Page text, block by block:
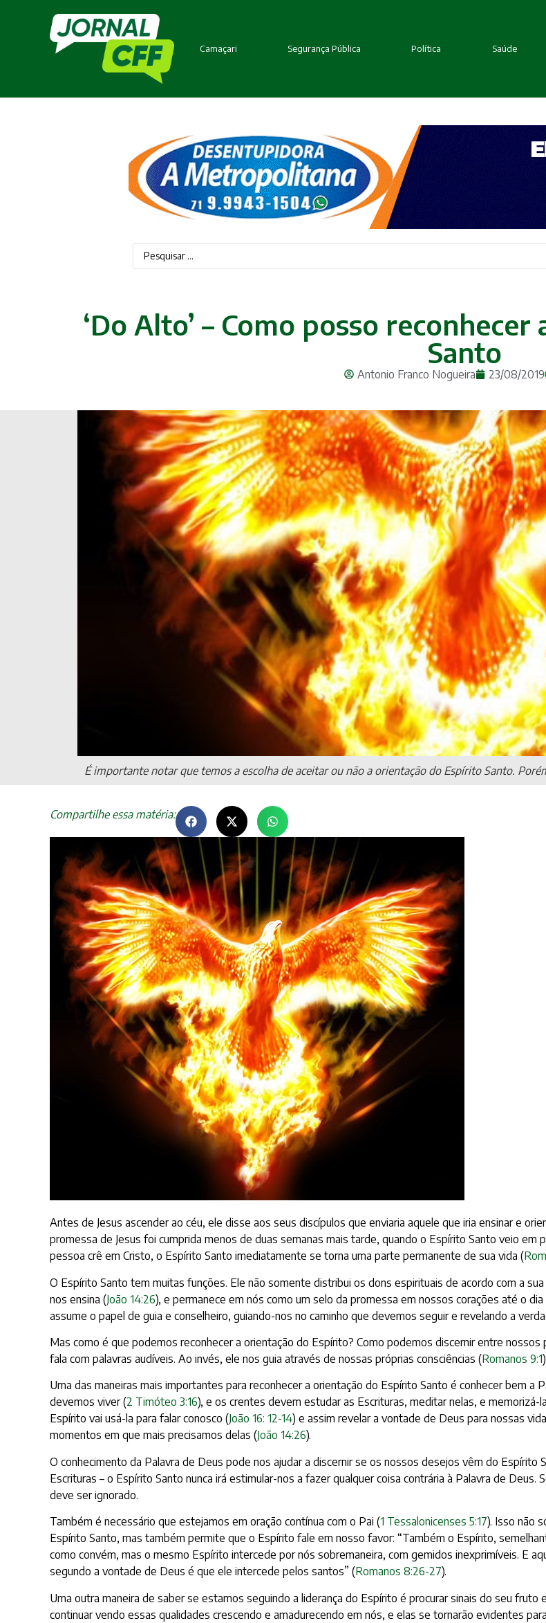
Camaçari Segurança Pública Política Saúde
‘Do Alto’ – Como posso
Santo
Antonio Franco Nogueira 23/08/2019
É importante notar que temos a escolha de aceitar ou não a orientação do Espírito Santo.
Compartilhe essa matéria:
Antes de Jesus ascender ao céu, ele disse aos seus discípulos que enviaria aquele que iria ensinar e
promessa de Jesus foi cumprida menos de duas semanas mais tarde, quando o Espírito Santo veio
pessoa crê em Cristo, o Espírito Santo imediatamente se torna uma parte permanente de sua vida (
O Espírito Santo tem muitas funções. Ele não somente distribui os dons espirituais de acordo com a
nos ensina (João 14:26), e permanece em nós como um selo da promessa em nossos corações até o
assume o papel de guia e conselheiro, guiando-nos no caminho que devemos seguir e revelando a
Mas como é que podemos reconhecer a orientação do Espírito? Como podemos discernir entre
fala com palavras audíveis. Ao invés, ele nos guia através de nossas próprias consciências (Romanos 9:1
Uma das maneiras mais importantes para reconhecer a orientação do Espírito Santo é conhecer bem
devemos viver (2 Timóteo 3:16), e os crentes devem estudar as Escrituras, meditar nelas, e memorizá-
Espírito vai usá-la para falar conosco (João 16: 12-14) e assim revelar a vontade de Deus para nossas
momentos em que mais precisamos delas (João 14:26).
O conhecimento da Palavra de Deus pode nos ajudar a discernir se os nossos desejos vêm do
Escrituras – o Espírito Santo nunca irá estimular-nos a fazer qualquer coisa contrária à Palavra de
deve ser ignorado.
Também é necessário que estejamos em oração contínua com o Pai (1 Tessalonicenses 5:17). Isso não
Espírito Santo, mas também permite que o Espírito fale em nosso favor: “Também o Espírito,
como convém, mas o mesmo Espírito intercede por nós sobremaneira, com gemidos inexprimíveis. E
segundo a vontade de Deus é que ele intercede pelos santos” (Romanos 8:26-27).
Uma outra maneira de saber se estamos seguindo a liderança do Espírito é procurar sinais do seu fruto
continuar vendo essas qualidades crescendo e amadurecendo em nós, e elas se tornarão evidentes